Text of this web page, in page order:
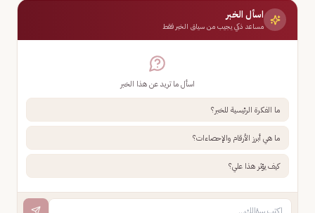
اسأل الخبر
مساعد ذكي يجيب من سياق الخبر فقط
اسأل ما تريد عن هذا الخبر
ما الفكرة الرئيسية للخبر؟
ما هي أبرز الأرقام والإحصاءات؟
كيف يؤثر هذا علي؟